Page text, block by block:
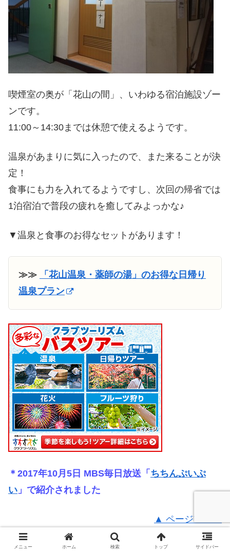
喫煙室の奥が「花山の間」、いわゆる宿泊施設ゾー
ンです。
11:00～14:30までは休憩で使えるようです。
温泉があまりに気に入ったので、また来ることが決
定！
食事にも力を入れてるようですし、次回の帰省では
1泊宿泊で普段の疲れを癒してみよっかな♪
▼温泉と食事のお得なセットがあります！
≫≫
「花山温泉・薬師の湯」のお得な日帰り
温泉プラン
＊2017年10月5日 MBS毎日放送「 ちちんぷいぷ
い 」で紹介されました
▲ ページTOPへ
花山温泉 薬師の湯
メニュー ホーム 検索 トップ サイドバー